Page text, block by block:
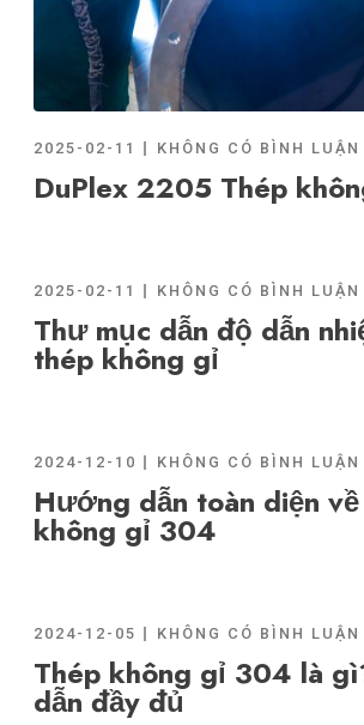
2025-02-11 KHÔNG CÓ BÌNH LUẬN
DuPlex 2205 Thép
2025-02-11 KHÔNG CÓ BÌNH LUẬN
Thư mục dẫn độ dẫn
thép không gỉ
2024-12-10 KHÔNG CÓ BÌNH LUẬN
Hướng dẫn toàn diện
không gỉ 304
2024-12-05 KHÔNG CÓ BÌNH LUẬN
Thép không gỉ 304 là
dẫn đầy đủ